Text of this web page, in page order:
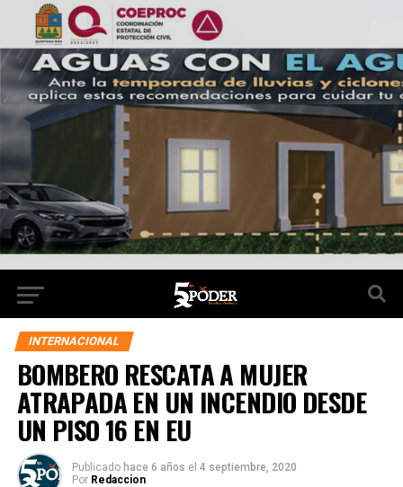
INTERNACIONAL
BOMBERO RESCATA A MUJER
ATRAPADA EN UN INCENDIO DESDE
UN PISO 16 EN EU
Publicado hace 6 años el 4 septiembre, 2020
Por Redaccion